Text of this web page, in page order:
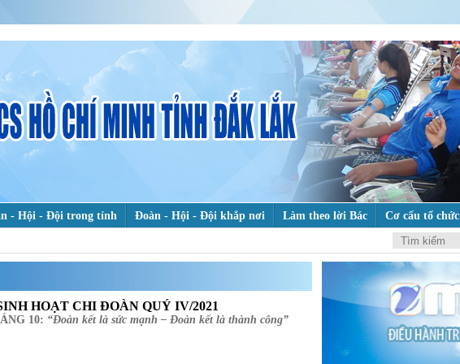
- Hội - Đội trong tỉnh Đoàn - Hội - Đội khắp nơi Làm theo lời Bác Cơ cấu tổ chức
Bảo vệ nền tảng tư tưởng của Đảng
đẹp
KIẾM
HOẠT CHI ĐOÀN QUÝ IV/2021
10: “Đoàn kết là sức mạnh – Đoàn kết là thành công”